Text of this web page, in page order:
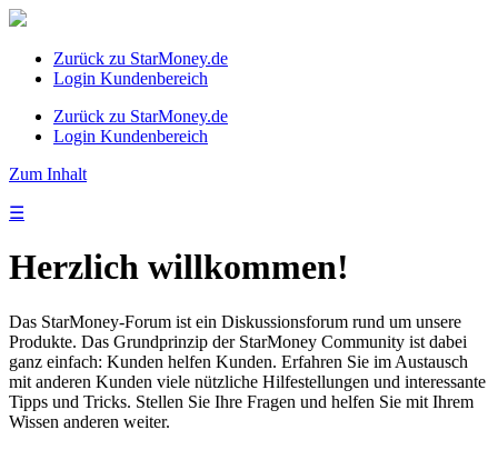
Zurück zu StarMoney.de
Login Kundenbereich
Zurück zu StarMoney.de
Login Kundenbereich
Zum Inhalt
☰
Herzlich willkommen!
Das StarMoney-Forum ist ein Diskussionsforum rund um unsere
Produkte. Das Grundprinzip der StarMoney Community ist dabei
ganz einfach: Kunden helfen Kunden. Erfahren Sie im Austausch
mit anderen Kunden viele nützliche Hilfestellungen und interessante
Tipps und Tricks. Stellen Sie Ihre Fragen und helfen Sie mit Ihrem
Wissen anderen weiter.